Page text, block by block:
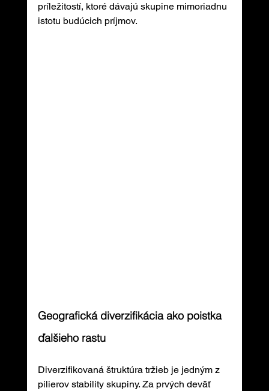
príležitostí, ktoré dávajú skupine mimoriadnu
istotu budúcich príjmov.
Geografická diverzifikácia ako poistka
ďalšieho rastu
Diverzifikovaná štruktúra tržieb je jedným z
pilierov stability skupiny. Za prvých deväť